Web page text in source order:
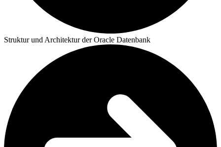
Struktur und Architektur der Oracle Datenbank